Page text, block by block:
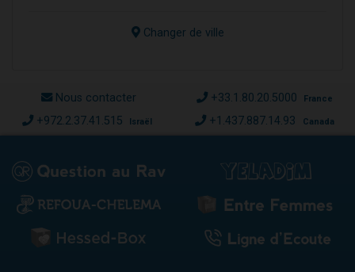
Changer de ville
Nous contacter +33.1.80.20.5000 France
+972.2.37.41.515 Israël +1.437.887.14.93 Canada